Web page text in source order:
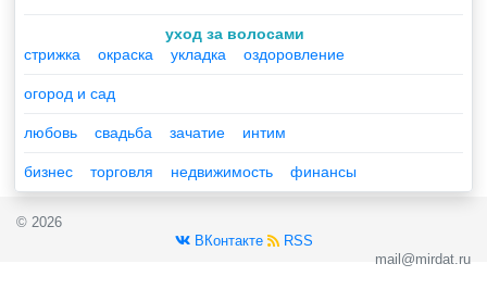
уход за волосами
стрижка
окраска укладка оздоровление
огород и сад
любовь свадьба зачатие интим
бизнес торговля недвижимость финансы
© 2026
ВКонтакте
RSS
mail@mirdat.ru